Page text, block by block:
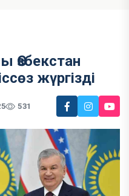
жүргізді
531